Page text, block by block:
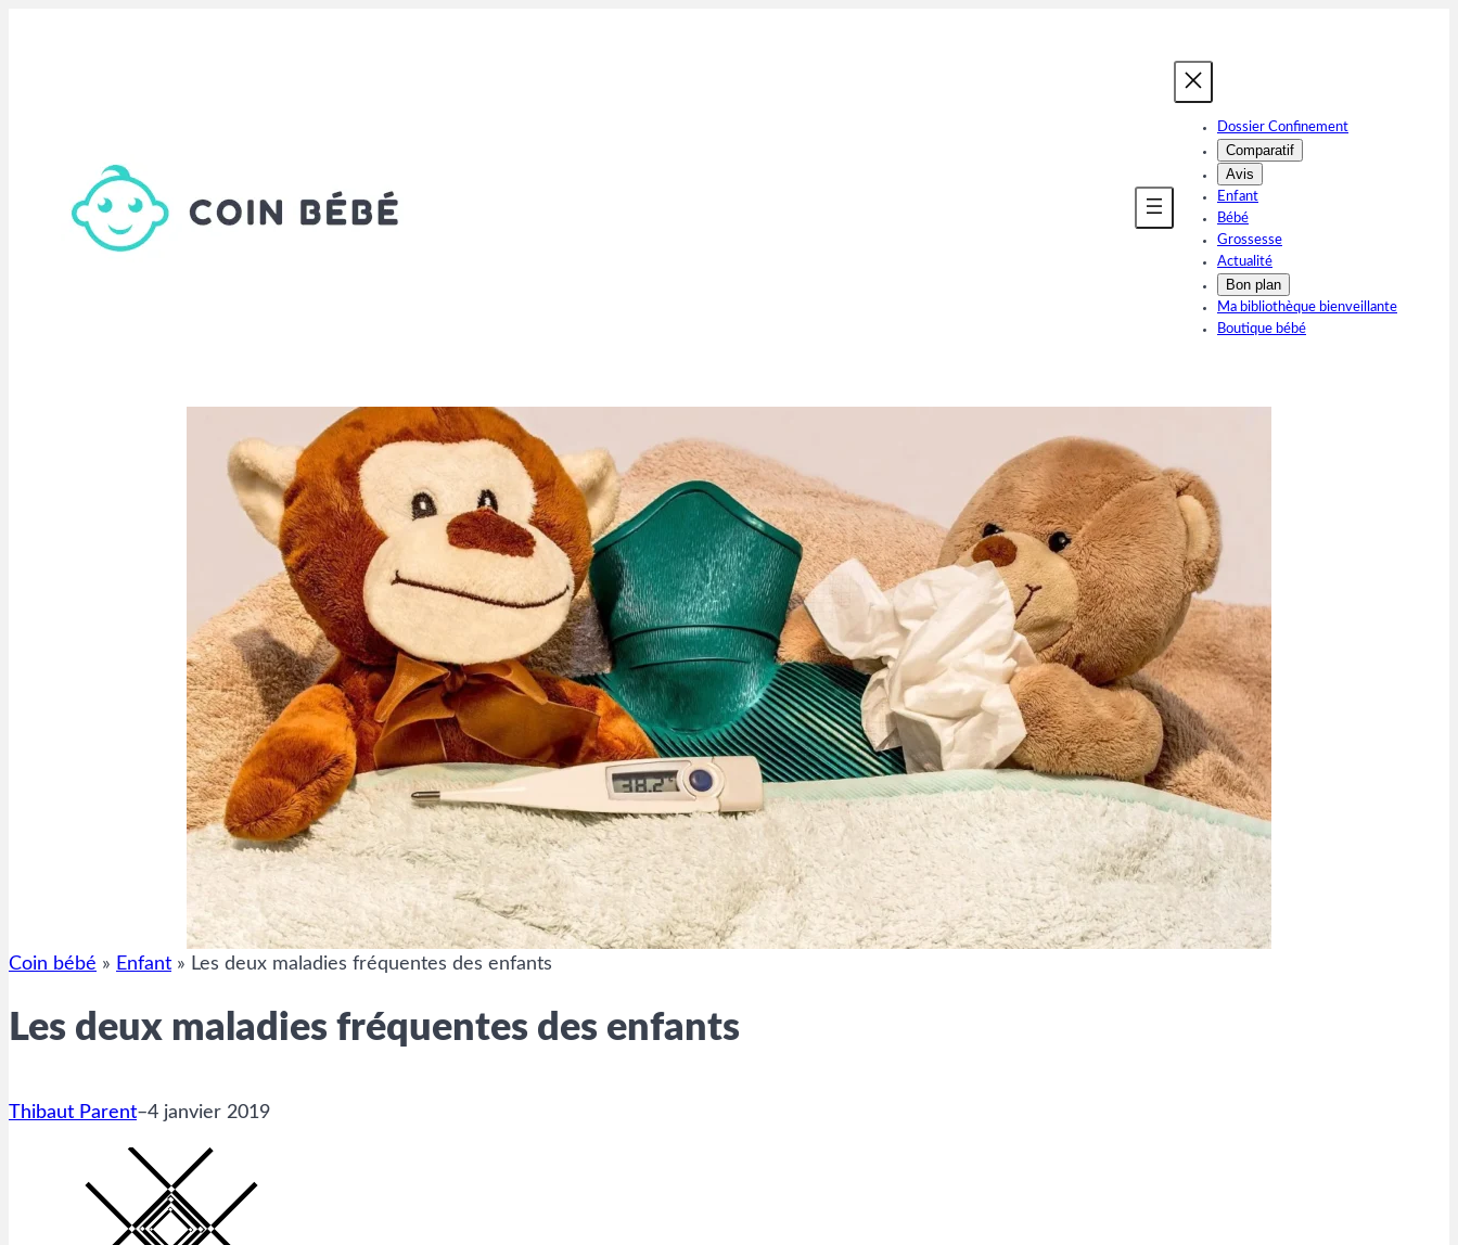
Dossier Confinement
Comparatif
Avis
Enfant
Bébé
Grossesse
Actualité
Bon plan
Ma bibliothèque bienveillante
Boutique bébé
Coin bébé » Enfant » Les deux maladies fréquentes des enfants
Les deux maladies fréquentes des enfants
Thibaut Parent–4 janvier 2019